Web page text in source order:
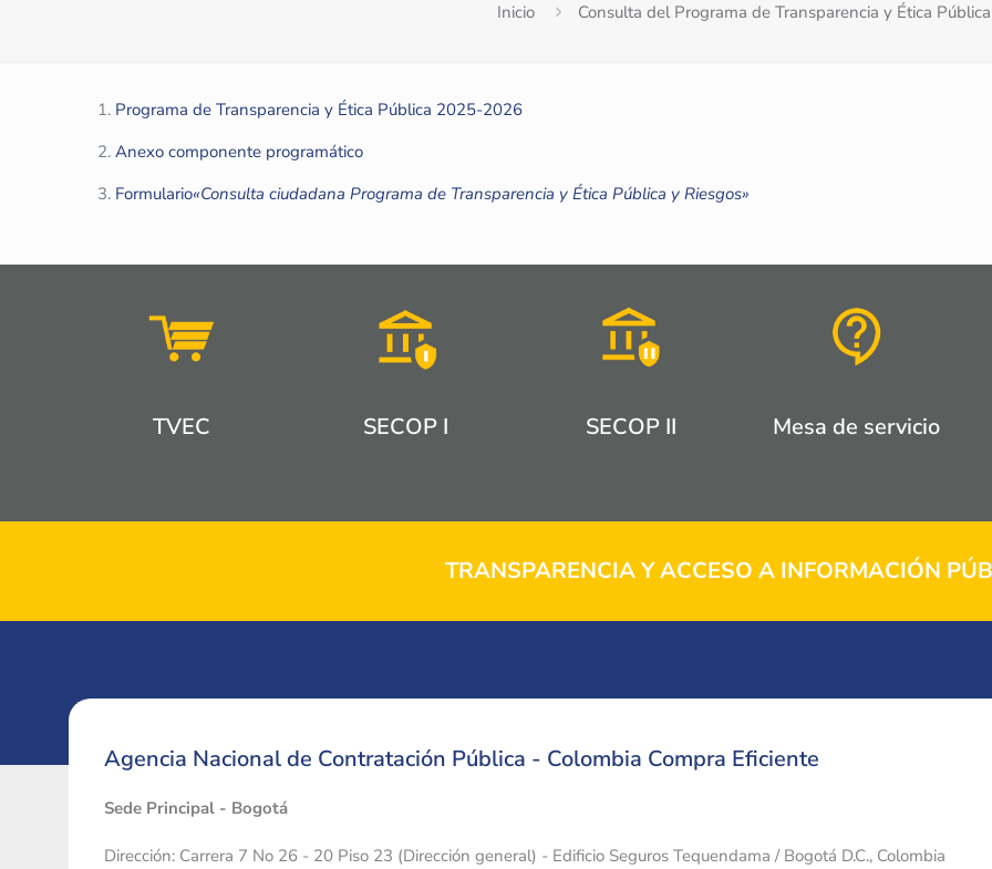
Inicio Consulta del Programa de Transparencia y Ética Pública
Programa de Transparencia y Ética Pública 2025-2026
Anexo componente programático
Formulario«Consulta ciudadana Programa de Transparencia y Ética Pública y Riesgos»
TVEC SECOP I SECOP II Mesa de servicio
TRANSPARENCIA Y ACCESO A INFORMACIÓN
Agencia Nacional de Contratación Pública - Colombia Compra Eficiente
Sede Principal - Bogotá
Dirección: Carrera 7 No 26 - 20 Piso 23 (Dirección general) - Edificio Seguros Tequendama / Bogotá D.C., Colombia